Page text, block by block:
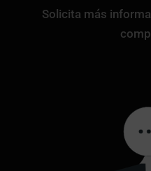
Solicita más